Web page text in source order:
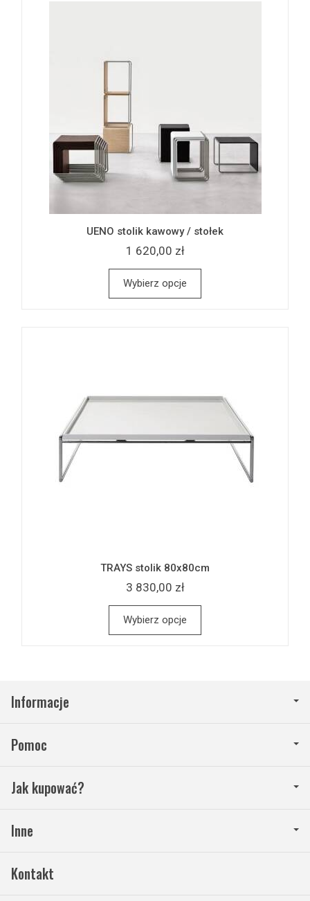
UENO stolik kawowy / stołek
1 620,00 zł
Wybierz opcje
TRAYS stolik 80x80cm
3 830,00 zł
Wybierz opcje
Informacje
Pomoc
Jak kupować?
Inne
Kontakt